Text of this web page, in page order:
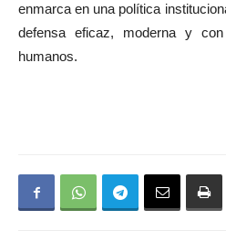
enmarca en una política
defensa eficaz, moderna y
humanos.